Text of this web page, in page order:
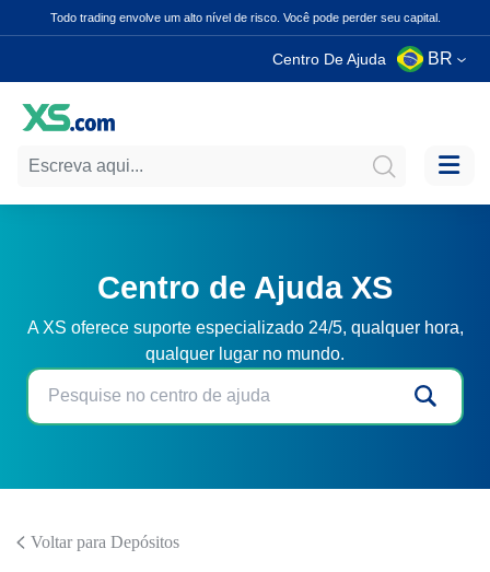
Todo trading envolve um alto nível de risco. Você pode perder seu capital.
Centro De Ajuda BR
Centro de Ajuda XS
A XS oferece suporte especializado 24/5, qualquer hora,
qualquer lugar no mundo.
Voltar para Depósitos